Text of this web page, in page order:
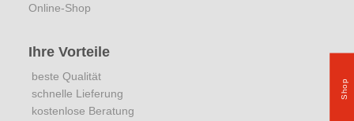
Online-Shop
Ihre Vorteile
beste Qualität
schnelle Lieferung
kostenlose Beratung
Shop